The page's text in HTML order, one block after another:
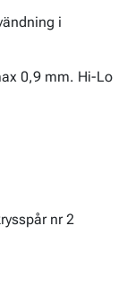
i
0,9 mm. Hi-Lo
nr 2